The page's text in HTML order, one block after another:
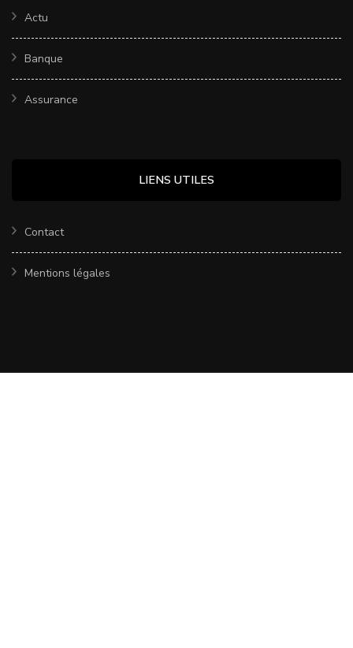
Actu
Banque
Assurance
LIENS UTILES
Contact
Mentions légales